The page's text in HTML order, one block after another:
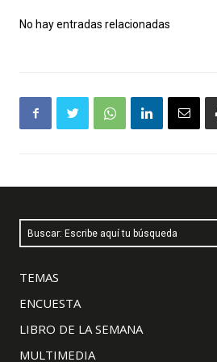
No hay entradas relacionadas
Buscar: Escribe aquí tu búsqueda
TEMAS
ENCUESTA
LIBRO DE LA SEMANA
MULTIMEDIA